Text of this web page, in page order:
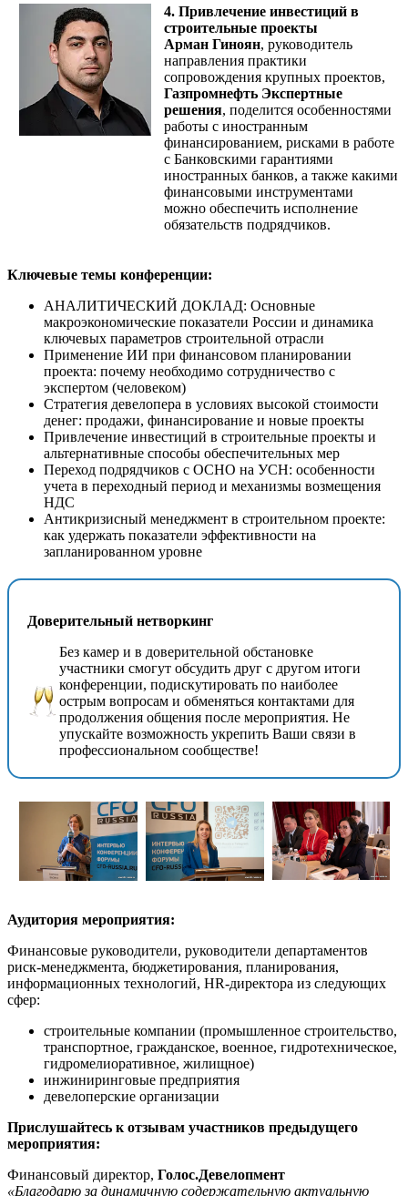
4. Привлечение инвестиций в
строительные проекты
Арман Гиноян, руководитель
направления практики
сопровождения крупных проектов,
Газпромнефть Экспертные
решения, поделится особенностями
работы с иностранным
финансированием, рисками в работе
с Банковскими гарантиями
иностранных банков, а также какими
финансовыми инструментами
можно обеспечить исполнение
обязательств подрядчиков.
Ключевые темы конференции:
АНАЛИТИЧЕСКИЙ ДОКЛАД: Основные
макроэкономические показатели России и динамика
ключевых параметров строительной отрасли
Применение ИИ при финансовом планировании
проекта: почему необходимо сотрудничество с
экспертом (человеком)
Стратегия девелопера в условиях высокой стоимости
денег: продажи, финансирование и новые проекты
Привлечение инвестиций в строительные проекты и
альтернативные способы обеспечительных мер
Переход подрядчиков с ОСНО на УСН: особенности
учета в переходный период и механизмы возмещения
НДС
Антикризисный менеджмент в строительном проекте:
как удержать показатели эффективности на
запланированном уровне
Доверительный нетворкинг
Без камер и в доверительной обстановке
участники смогут обсудить друг с другом итоги
конференции, подискутировать по наиболее
острым вопросам и обменяться контактами для
продолжения общения после мероприятия. Не
упускайте возможность укрепить Ваши связи в
профессиональном сообществе!
Аудитория мероприятия:
Финансовые руководители, руководители департаментов
риск-менеджмента, бюджетирования, планирования,
информационных технологий, HR-директора из следующих
сфер:
строительные компании (промышленное строительство,
транспортное, гражданское, военное, гидротехническое,
гидромелиоративное, жилищное)
инжиниринговые предприятия
девелоперские организации
Прислушайтесь к отзывам участников предыдущего
мероприятия:
Финансовый директор, Голос.Девелопмент
«Благодарю за динамичную содержательную актуальную